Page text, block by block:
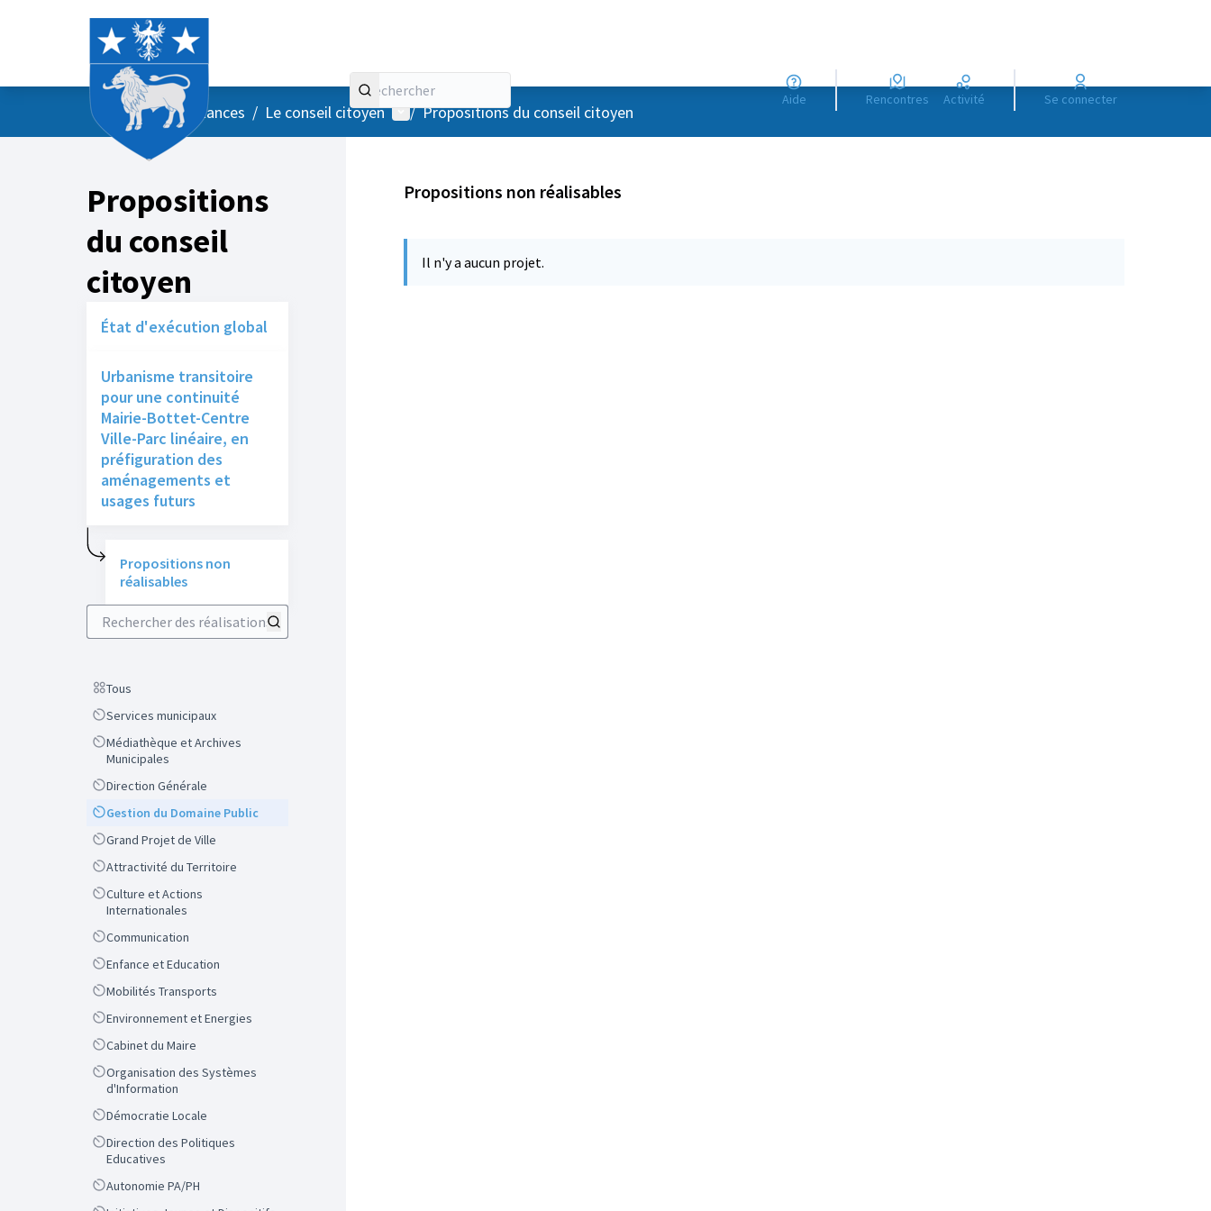
Aide Rencontres Activité Se connecter
AccueilMenu principal
/ Vos instances / Le conseil citoyen Menu utilisateur
/ Propositions du conseil citoyen
Propositions
du conseil
citoyen
État d'exécution global
Urbanisme transitoire
pour une continuité
Mairie-Bottet-Centre
Ville-Parc linéaire, en
préfiguration des
aménagements et
usages futurs
Propositions non
réalisables
Rechercher des réalisations
Scope
Tous
ScopeServices municipaux
Scope
Médiathèque et Archives
Municipales
ScopeDirection Générale
ScopeGestion du Domaine Public
ScopeGrand Projet de Ville
ScopeAttractivité du Territoire
Scope
Culture et Actions
Internationales
ScopeCommunication
ScopeEnfance et Education
ScopeMobilités Transports
ScopeEnvironnement et Energies
ScopeCabinet du Maire
Scope
Organisation des Systèmes
d'Information
ScopeDémocratie Locale
Scope
Direction des Politiques
Educatives
ScopeAutonomie PA/PH
Propositions non réalisables
Il n'y a aucun projet.